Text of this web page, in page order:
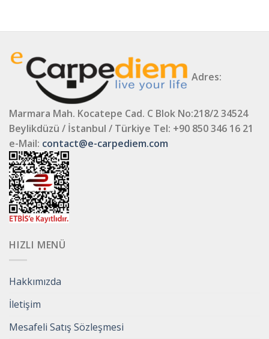
Adres:
Marmara Mah. Kocatepe Cad. C Blok No:218/2 34524
Beylikdüzü / İstanbul / Türkiye Tel: +90 850 346 16 21
e-Mail: contact@e-carpediem.com
HIZLI MENÜ
Hakkımızda
İletişim
Mesafeli Satış Sözleşmesi